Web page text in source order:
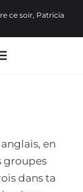
ce soir, Patricia
en
groupes
dans ta